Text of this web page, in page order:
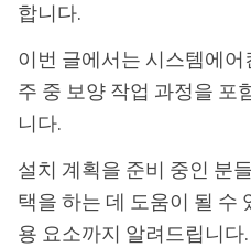
합니다.
이번 글에서는 시스템에
주 중 보양 작업 과정을 포
니다.
설치 계획을 준비 중인 분
택을 하는 데 도움이 될 수
용 요소까지 알려드립니다.